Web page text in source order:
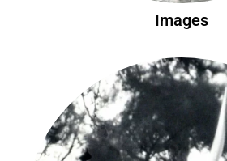
Images